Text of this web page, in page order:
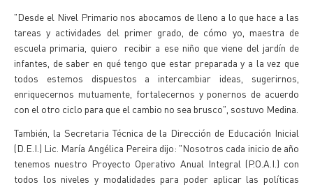
"Desde el Nivel Primario nos abocamos de lleno a lo que hace a las
tareas y actividades del primer grado, de cómo yo, maestra de
escuela primaria, quiero recibir a ese niño que viene del jardín de
infantes, de saber en qué tengo que estar preparada y a la vez que
todos estemos dispuestos a intercambiar ideas, sugerirnos,
enriquecernos mutuamente, fortalecernos y ponernos de acuerdo
con el otro ciclo para que el cambio no sea brusco", sostuvo Medina.
También, la Secretaria Técnica de la Dirección de Educación Inicial
(D.E.I.) Lic. María Angélica Pereira dijo: "Nosotros cada inicio de año
tenemos nuestro Proyecto Operativo Anual Integral (P.O.A.I.) con
todos los niveles y modalidades para poder aplicar las políticas